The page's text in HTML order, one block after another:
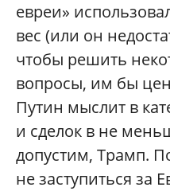
евреи»
вес (или он
чтобы решить
вопросы, им бы
Путин мыслит в
и сделок в не
допустим, Трамп.
не заступиться за